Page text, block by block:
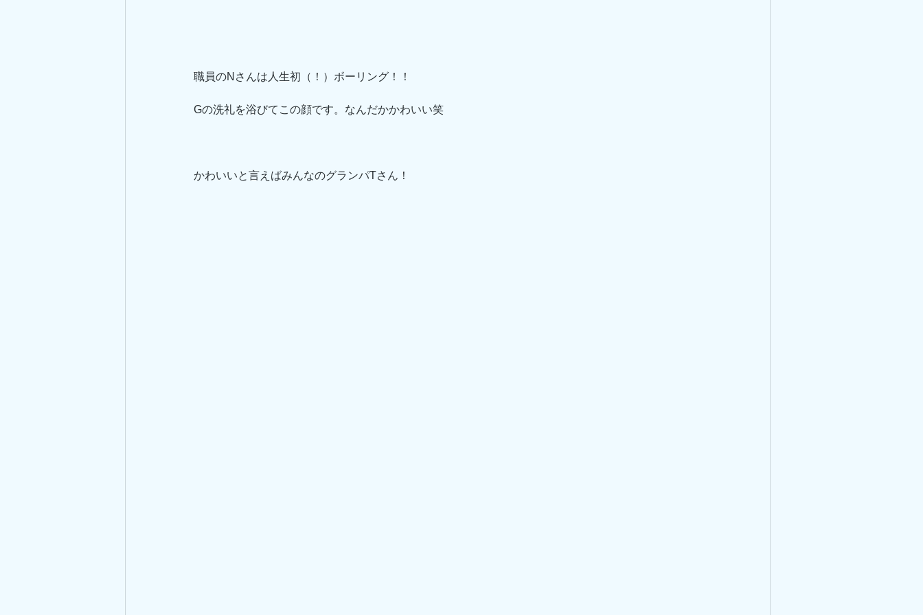
職員のNさんは人生初（！）ボーリング！！
Gの洗礼を浴びてこの顔です。なんだかかわいい笑
かわいいと言えばみんなのグランパTさん！